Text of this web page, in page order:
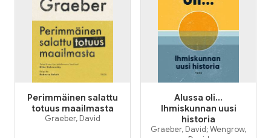
Perimmäinen salattu
totuus maailmasta
Graeber, David
Alussa oli...
Ihmiskunnan uusi
historia
Graeber, David; Wengrow,